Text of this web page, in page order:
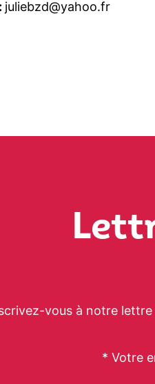
juliebzd@yahoo.fr
vous à notre
* Votre